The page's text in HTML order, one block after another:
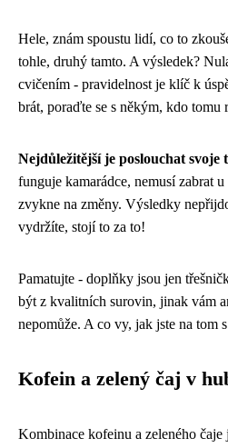
Hele, znám spoustu lidí, co to
tohle, druhý tamto. A výsledek?
cvičením - pravidelnost je klíč k
brát, poraďte se s někým, kdo tomu
Nejdůležitější je poslouchat svoje
funguje kamarádce, nemusí zabrat
zvykne na změny. Výsledky
vydržíte, stojí to za to!
Pamatujte - doplňky jsou jen
být z kvalitních surovin, jinak vám
nepomůže. A co vy, jak jste na tom
Kofein a zelený čaj v
Kombinace kofeinu a zeleného čaje